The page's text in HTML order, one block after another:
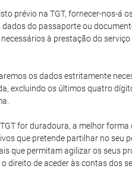
prévio na TGT, fornecer-nos-
do passaporte ou
à prestação do
os dados estritamente
excluindo os últimos quatro
for duradoura, a melhor
que pretende partilhar no seu
que permitam agilizar os seus
o direito de aceder às contas